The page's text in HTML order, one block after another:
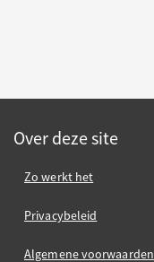
Over deze site
Zo werkt het
Privacybeleid
Algemene voorwaarden